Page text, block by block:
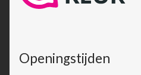
Openingstijden